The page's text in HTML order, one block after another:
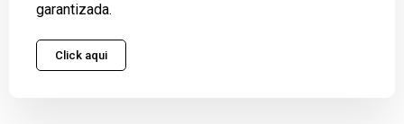
garantizada.
Click aqui